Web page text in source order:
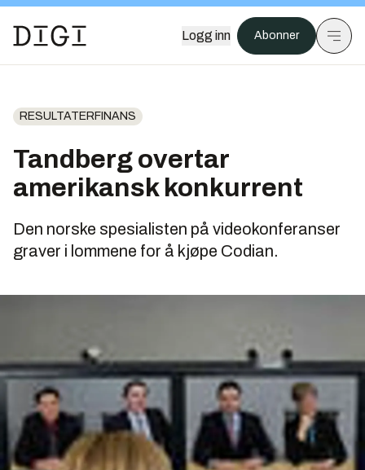
Logg inn Abonner
RESULTATERFINANS
Tandberg overtar
amerikansk konkurrent
Den norske spesialisten på videokonferanser
graver i lommene for å kjøpe Codian.